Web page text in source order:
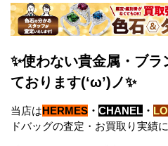
✨使わない貴金属・ブ
ております(‘ω’)ノ✨
当店はHERMES ・ CHANEL ・
ドバッグの査定・お買取り実績